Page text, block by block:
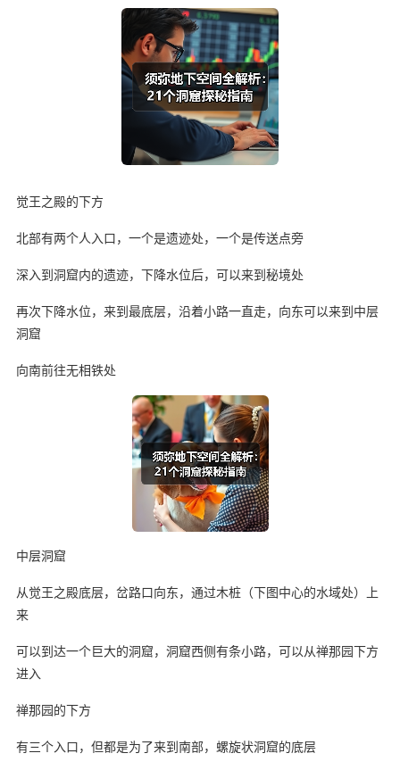
觉王之殿的下方
北部有两个人入口，一个是遗迹处，一个是传送点旁
深入到洞窟内的遗迹，下降水位后，可以来到秘境处
再次下降水位，来到最底层，沿着小路一直走，向东可以来到中层
洞窟
向南前往无相铁处
中层洞窟
从觉王之殿底层，岔路口向东，通过木桩（下图中心的水域处）上
来
可以到达一个巨大的洞窟，洞窟西侧有条小路，可以从禅那园下方
进入
禅那园的下方
有三个入口，但都是为了来到南部，螺旋状洞窟的底层